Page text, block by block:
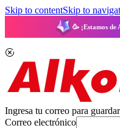
Skip to contentSkip to
🥳 ¡Estamos
Ingresa tu correo para
Correo electrónico